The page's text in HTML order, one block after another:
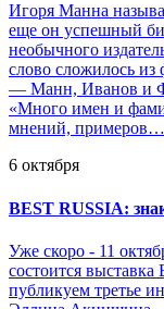
Игоря Манна
еще он успешный
необычного
слово сложилось
— Манн, Иванов и
«Много имен и
мнений, примеров…
6 октября
BEST RUSSIA:
Уже скоро - 11
состоится
публикуем третье